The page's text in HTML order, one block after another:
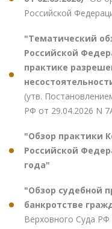
Российской
"Тематический
Российской
практике
(утв.
РФ от 29.04.2026 N
"Обзор практики
Российской
года"
"Обзор судебной
банкротстве
Верховного Суда РФ